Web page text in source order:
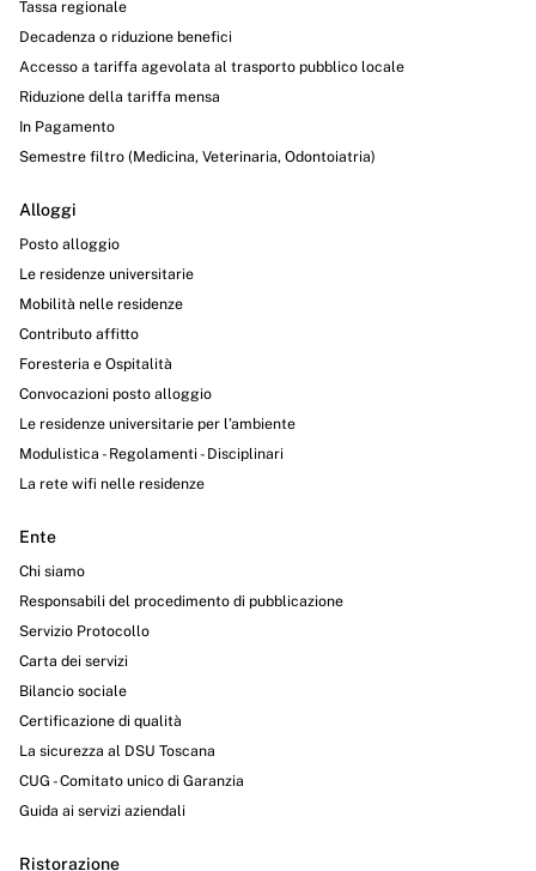
Tassa regionale
Decadenza o riduzione benefici
Accesso a tariffa agevolata al trasporto pubblico locale
Riduzione della tariffa mensa
In Pagamento
Semestre filtro (Medicina, Veterinaria, Odontoiatria)
Alloggi
Posto alloggio
Le residenze universitarie
Mobilità nelle residenze
Contributo affitto
Foresteria e Ospitalità
Convocazioni posto alloggio
Le residenze universitarie per l’ambiente
Modulistica - Regolamenti - Disciplinari
La rete wifi nelle residenze
Ente
Chi siamo
Responsabili del procedimento di pubblicazione
Servizio Protocollo
Carta dei servizi
Bilancio sociale
Certificazione di qualità
La sicurezza al DSU Toscana
CUG - Comitato unico di Garanzia
Guida ai servizi aziendali
Ristorazione